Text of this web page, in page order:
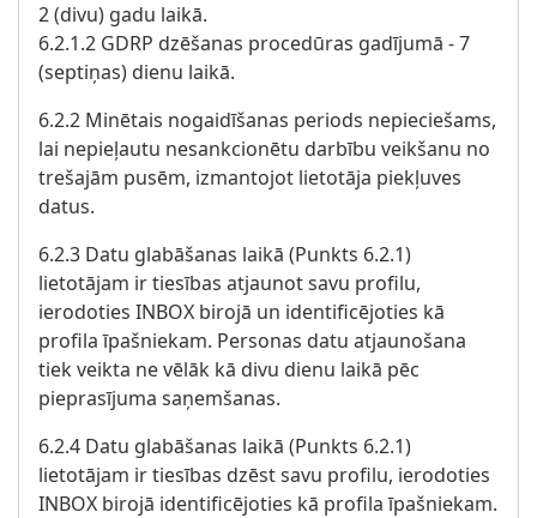
2 (divu) gadu laikā.
6.2.1.2 GDRP dzēšanas procedūras gadījumā - 7
(septiņas) dienu laikā.
6.2.2 Minētais nogaidīšanas periods nepieciešams,
lai nepieļautu nesankcionētu darbību veikšanu no
trešajām pusēm, izmantojot lietotāja piekļuves
datus.
6.2.3 Datu glabāšanas laikā (Punkts 6.2.1)
lietotājam ir tiesības atjaunot savu profilu,
ierodoties INBOX birojā un identificējoties kā
profila īpašniekam. Personas datu atjaunošana
tiek veikta ne vēlāk kā divu dienu laikā pēc
pieprasījuma saņemšanas.
6.2.4 Datu glabāšanas laikā (Punkts 6.2.1)
lietotājam ir tiesības dzēst savu profilu, ierodoties
INBOX birojā identificējoties kā profila īpašniekam.